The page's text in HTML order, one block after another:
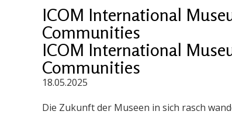
ICOM International
Communities
ICOM International
Communities
18.05.2025
Die Zukunft der Museen in sich rasch